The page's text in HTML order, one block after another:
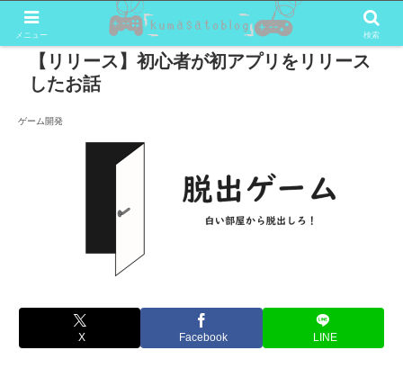
【リリース】初心者が初アプリをリリース
したお話
ゲーム開発
X Facebook LINE
メニュー 検索